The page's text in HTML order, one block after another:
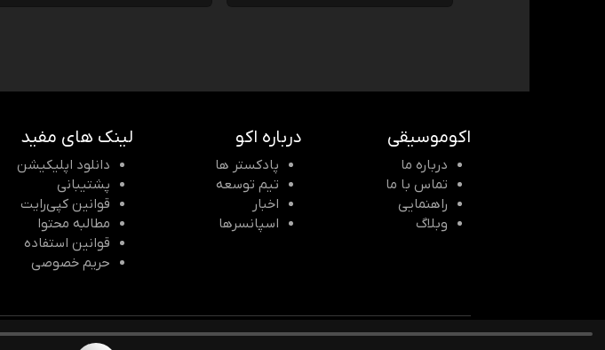
اکوموسیقی
درباره ما
تماس با ما
راهنمایی
وبلاگ
درباره اکو
پادکستر ها
تیم توسعه
اخبار
اسپانسرها
لینک های مفید
دانلود اپلیکیشن
پشتیبانی
قوانین کپی‌رایت
مطالبه محتوا
قوانین استفاده
حریم خصوصی
© 2026 Echomusic & Podcast